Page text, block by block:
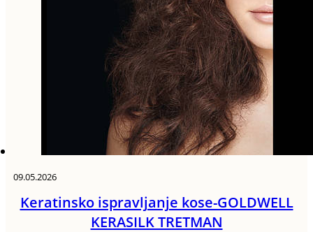
09.05.2026
Keratinsko ispravljanje kose-GOLDWELL
KERASILK TRETMAN